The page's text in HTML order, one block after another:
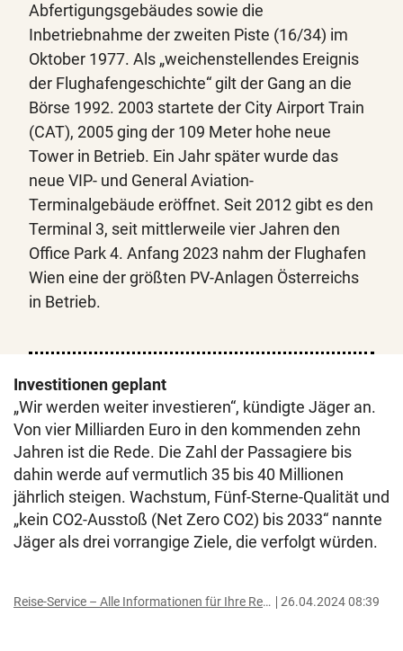
Abfertigungsgebäudes sowie die
Inbetriebnahme der zweiten Piste (16/34) im
Oktober 1977. Als „weichenstellendes Ereignis
der Flughafengeschichte“ gilt der Gang an die
Börse 1992. 2003 startete der City Airport Train
(CAT), 2005 ging der 109 Meter hohe neue
Tower in Betrieb. Ein Jahr später wurde das
neue VIP- und General Aviation-
Terminalgebäude eröffnet. Seit 2012 gibt es den
Terminal 3, seit mittlerweile vier Jahren den
Office Park 4. Anfang 2023 nahm der Flughafen
Wien eine der größten PV-Anlagen Österreichs
in Betrieb.
Investitionen geplant
„Wir werden weiter investieren“, kündigte Jäger an.
Von vier Milliarden Euro in den kommenden zehn
Jahren ist die Rede. Die Zahl der Passagiere bis
dahin werde auf vermutlich 35 bis 40 Millionen
jährlich steigen. Wachstum, Fünf-Sterne-Qualität und
„kein CO2-Ausstoß (Net Zero CO2) bis 2033“ nannte
Jäger als drei vorrangige Ziele, die verfolgt würden.
Reise-Service – Alle Informationen für Ihre Reise 26.04.2024 08:39